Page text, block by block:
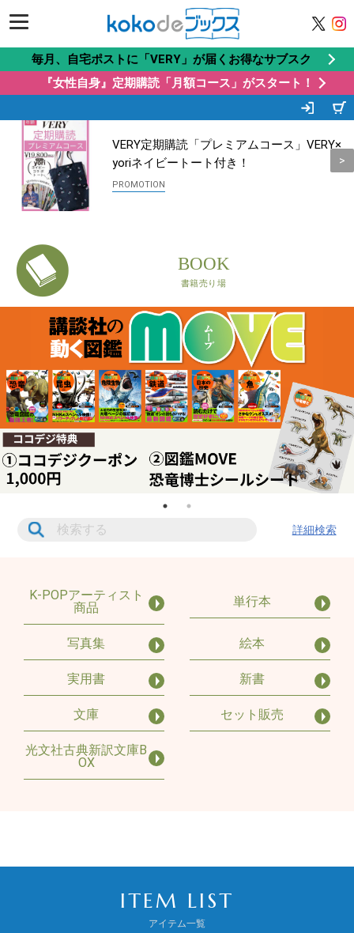
毎月、自宅ポストに「VERY」が届くお得なサブスク
『女性自身』定期購読「月額コース」がスタート！
この商品もオススメ
VERY定期購読「プレミアムコース」VERY×
yoriネイビートート付き！
Recommended by
BOOK
書籍売り場
詳細検索
K-POPアーティスト
商品
単行本
写真集 絵本
実用書 新書
文庫 セット販売
光文社古典新訳文庫B
OX
ITEM LIST
アイテム一覧